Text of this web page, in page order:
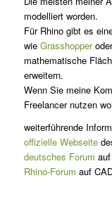
modelliert worden.
Für Rhino gibt es
wie Grasshopper
mathematische
erweitern.
Wenn Sie meine
Freelancer nutzen
weiterführende
offizielle Webseite
deutsches Forum
Rhino-Forum auf